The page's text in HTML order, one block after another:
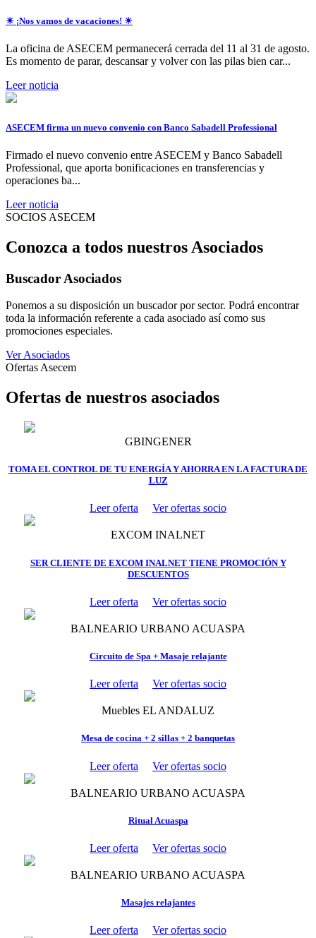
☀ ¡Nos vamos de vacaciones! ☀
La oficina de ASECEM permanecerá cerrada del 11 al 31 de agosto.
Es momento de parar, descansar y volver con las pilas bien car...
Leer noticia
ASECEM firma un nuevo convenio con Banco Sabadell Professional
Firmado el nuevo convenio entre ASECEM y Banco Sabadell
Professional, que aporta bonificaciones en transferencias y
operaciones ba...
Leer noticia
SOCIOS ASECEM
Conozca a todos nuestros Asociados
Buscador Asociados
Ponemos a su disposición un buscador por sector. Podrá encontrar
toda la información referente a cada asociado así como sus
promociones especiales.
Ver Asociados
Ofertas Asecem
Ofertas de nuestros asociados
GBINGENER
TOMA EL CONTROL DE TU ENERGÍA Y AHORRA EN LA FACTURA DE
LUZ
Leer oferta Ver ofertas socio
EXCOM INALNET
SER CLIENTE DE EXCOM INALNET TIENE PROMOCIÓN Y
DESCUENTOS
Leer oferta Ver ofertas socio
BALNEARIO URBANO ACUASPA
Circuito de Spa + Masaje relajante
Leer oferta Ver ofertas socio
Muebles EL ANDALUZ
Mesa de cocina + 2 sillas + 2 banquetas
Leer oferta Ver ofertas socio
BALNEARIO URBANO ACUASPA
Ritual Acuaspa
Leer oferta Ver ofertas socio
BALNEARIO URBANO ACUASPA
Masajes relajantes
Leer oferta Ver ofertas socio